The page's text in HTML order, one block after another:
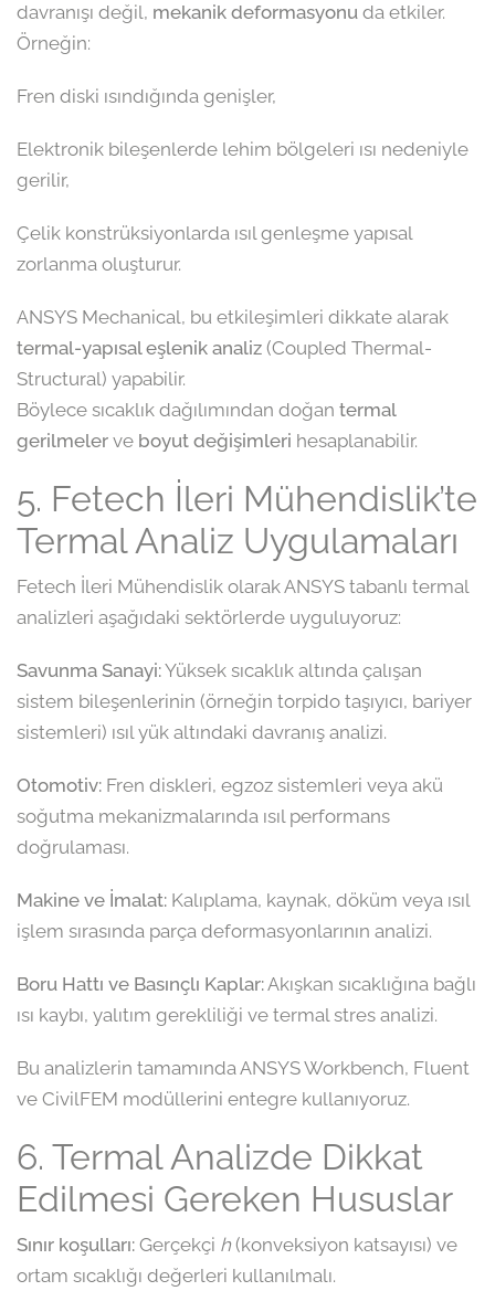
davranışı değil, mekanik deformasyonu da etkiler.
Örneğin:
Fren diski ısındığında genişler,
Elektronik bileşenlerde lehim bölgeleri ısı nedeniyle
gerilir,
Çelik konstrüksiyonlarda ısıl genleşme yapısal
zorlanma oluşturur.
ANSYS Mechanical, bu etkileşimleri dikkate alarak
termal-yapısal eşlenik analiz (Coupled Thermal-
Structural) yapabilir.
Böylece sıcaklık dağılımından doğan termal
gerilmeler ve boyut değişimleri hesaplanabilir.
5. Fetech İleri Mühendislik’te
Termal Analiz Uygulamaları
Fetech İleri Mühendislik olarak ANSYS tabanlı termal
analizleri aşağıdaki sektörlerde uyguluyoruz:
Savunma Sanayi:Yüksek sıcaklık altında çalışan
sistem bileşenlerinin (örneğin torpido taşıyıcı, bariyer
sistemleri) ısıl yük altındaki davranış analizi.
Otomotiv: Fren diskleri, egzoz sistemleri veya akü
soğutma mekanizmalarında ısıl performans
doğrulaması.
Makine ve İmalat: Kalıplama, kaynak, döküm veya ısıl
işlem sırasında parça deformasyonlarının analizi.
Boru Hattı ve Basınçlı Kaplar:Akışkan sıcaklığına bağlı
ısı kaybı, yalıtım gerekliliği ve termal stres analizi.
Bu analizlerin tamamında ANSYS Workbench, Fluent
ve CivilFEM modüllerini entegre kullanıyoruz.
6. Termal Analizde Dikkat
Edilmesi Gereken Hususlar
Sınır koşulları: Gerçekçi h(konveksiyon katsayısı) ve
ortam sıcaklığı değerleri kullanılmalı.